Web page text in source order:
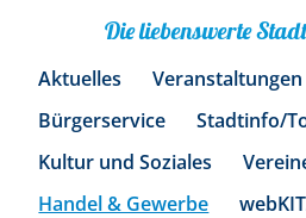
Die liebenswerte
Aktuelles Veranstaltungen
Bürgerservice
Stadtinfo/
Kultur und Soziales
Handel & Gewerbe